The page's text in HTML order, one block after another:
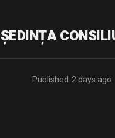
ȘEDINȚA
Published 2 days ago